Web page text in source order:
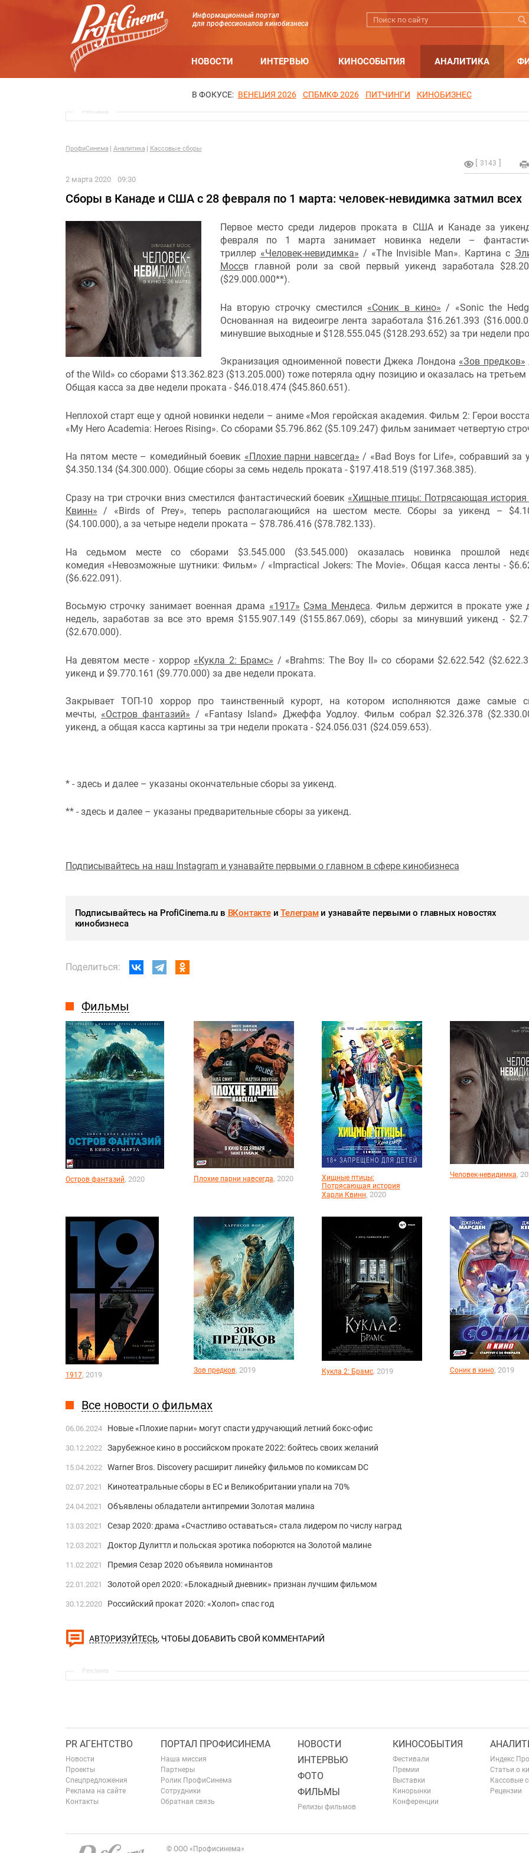
Информационный портал
для профессионалов кинобизнеса
НОВОСТИ ИНТЕРВЬЮ КИНОСОБЫТИЯ АНАЛИТИКА
В ФОКУСЕ: ВЕНЕЦИЯ 2026 СПБМКФ 2026 ПИТЧИНГИ КИНОБИЗНЕС
Реклама
ПрофиСинема Аналитика Кассовые сборы
3143
2 марта 2020 09:30
Сборы в Канаде и США с 28 февраля по 1 марта: человек-невидимка затмил всех
Первое место среди лидеров проката в США и Канаде за
февраля по 1 марта занимает новинка недели –
триллер «Человек-невидимка» / «The Invisible Man». Картина с
Моссв главной роли за свой первый уикенд заработала
($29.000.000**).
На вторую строчку сместился «Соник в кино» / «Sonic the
Основанная на видеоигре лента заработала $16.261.393
минувшие выходные и $128.555.045 ($128.293.652) за три недели
Экранизация одноименной повести Джека Лондона «Зов предков»
of the Wild» со сборами $13.362.823 ($13.205.000) тоже потеряла одну позицию и оказалась на третьем
Общая касса за две недели проката - $46.018.474 ($45.860.651).
Неплохой старт еще у одной новинки недели – аниме «Моя геройская академия. Фильм 2: Герои
«My Hero Academia: Heroes Rising». Со сборами $5.796.862 ($5.109.247) фильм занимает четвертую
На пятом месте – комедийный боевик «Плохие парни навсегда» / «Bad Boys for Life», собравший за
$4.350.134 ($4.300.000). Общие сборы за семь недель проката - $197.418.519 ($197.368.385).
Сразу на три строчки вниз сместился фантастический боевик «Хищные птицы: Потрясающая история
Квинн» / «Birds of Prey», теперь располагающийся на шестом месте. Сборы за уикенд –
($4.100.000), а за четыре недели проката – $78.786.416 ($78.782.133).
На седьмом месте со сборами $3.545.000 ($3.545.000) оказалась новинка прошлой
комедия «Невозможные шутники: Фильм» / «Impractical Jokers: The Movie». Общая касса ленты -
($6.622.091).
Восьмую строчку занимает военная драма «1917» Сэма Мендеса. Фильм держится в прокате уже
недель, заработав за все это время $155.907.149 ($155.867.069), сборы за минувший уикенд -
($2.670.000).
На девятом месте - хоррор «Кукла 2: Брамс» / «Brahms: The Boy II» со сборами $2.622.542
уикенд и $9.770.161 ($9.770.000) за две недели проката.
Закрывает ТОП-10 хоррор про таинственный курорт, на котором исполняются даже самые
мечты, «Остров фантазий» / «Fantasy Island» Джеффа Уодлоу. Фильм собрал $2.326.378
уикенд, а общая касса картины за три недели проката - $24.056.031 ($24.059.653).
* - здесь и далее – указаны окончательные сборы за уикенд.
** - здесь и далее – указаны предварительные сборы за уикенд.
Подписывайтесь на наш Instagram и узнавайте первыми о главном в сфере кинобизнеса
Подписывайтесь на ProfiCinema.ru в ВКонтактеиТелеграми узнавайте первыми о главных новостях
кинобизнеса
Поделиться:
Фильмы
Остров фантазий, 2020 Плохие парни навсегда, 2020
Хищные птицы:
Потрясающая история
Харли Квинн, 2020
Человек-невидимка,
1917, 2019 Зов предков, 2019 Кукла 2: Брамс, 2019 Соник в кино, 2019
Все новости о фильмах
06.06.2024 Новые «Плохие парни» могут спасти удручающий летний бокс-офис
30.12.2022 Зарубежное кино в российском прокате 2022: бойтесь своих желаний
15.04.2022 Warner Bros. Discovery расширит линейку фильмов по комиксам DC
02.07.2021 Кинотеатральные сборы в ЕС и Великобритании упали на 70%
24.04.2021 Объявлены обладатели антипремии Золотая малина
13.03.2021 Сезар 2020: драма «Счастливо оставаться» стала лидером по числу наград
12.03.2021 Доктор Дулиттл и польская эротика поборются на Золотой малине
11.02.2021 Премия Сезар 2020 объявила номинантов
22.01.2021 Золотой орел 2020: «Блокадный дневник» признан лучшим фильмом
30.12.2020 Российский прокат 2020: «Холоп» спас год
АВТОРИЗУЙТЕСЬ, ЧТОБЫ ДОБАВИТЬ СВОЙ КОММЕНТАРИЙ
Реклама
PR АГЕНТСТВО
Новости
Проекты
Спецпредложения
Реклама на сайте
Контакты
ПОРТАЛ ПРОФИСИНЕМА
Наша миссия
Партнеры
Ролик ПрофиСинема
Сотрудники
Обратная связь
НОВОСТИ
ИНТЕРВЬЮ
ФОТО
ФИЛЬМЫ
Релизы фильмов
КИНОСОБЫТИЯ
Фестивали
Премии
Выставки
Кинорынки
Конференции
Индекс
Статьи о
Кассовые
Рецензии
© ООО «Профисинема»